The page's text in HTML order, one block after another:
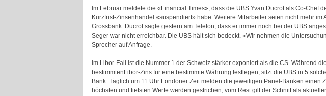
Im Februar meldete die «Financial Times», dass die UBS Yvan Ducrot als Co-Chef
Kurzfrist-Zinsenhandel «suspendiert» habe. Weitere Mitarbeiter seien nicht mehr
Grossbank. Ducrot sagte gestern am Telefon, dass er immer noch bei der UBS
Seger war nicht erreichbar. Die UBS hält sich bedeckt. «Wir nehmen die
Sprecher auf Anfrage.
Im Libor-Fall ist die Nummer 1 der Schweiz stärker exponiert als die CS. Während
bestimmtenLibor-Zins für eine bestimmte Währung festlegen, sitzt die UBS in 5
Bank. Täglich um 11 Uhr Londoner Zeit melden die jeweiligen Panel-Banken
höchsten und tiefsten Werte werden gestrichen, vom Rest gilt der Schnitt als